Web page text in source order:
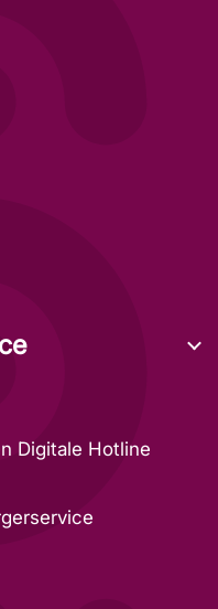
Digitale Hotline